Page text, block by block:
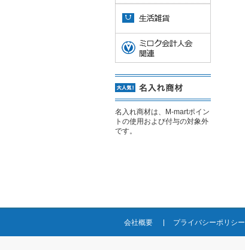
名入れ商材は、M-martポイン
トの使用および付与の対象外
です。
会社概要 プライバシーポリシー